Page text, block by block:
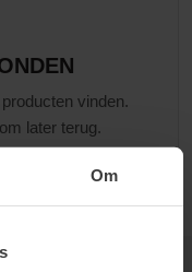
Om
vinden.
later terug.